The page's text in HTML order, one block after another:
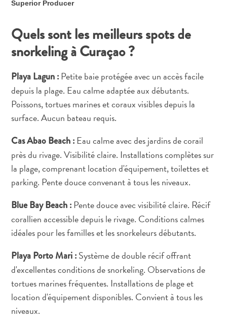
sommeille
vous
découvrez
amour
pour
l’art
à
a
t
il
du
sargasse
Superior Producer
Quels sont les meilleurs spots de
snorkeling à Curaçao ?
Playa Lagun :Petite baie protégée avec un accès facile
depuis la plage. Eau calme adaptée aux débutants.
Poissons, tortues marines et coraux visibles depuis la
surface. Aucun bateau requis.
Cas Abao Beach :Eau calme avec des jardins de corail
près du rivage. Visibilité claire. Installations complètes sur
la plage, comprenant location d'équipement, toilettes et
parking. Pente douce convenant à tous les niveaux.
Blue Bay Beach :Pente douce avec visibilité claire. Récif
corallien accessible depuis le rivage. Conditions calmes
idéales pour les familles et les snorkeleurs débutants.
Playa Porto Mari :Système de double récif offrant
d'excellentes conditions de snorkeling. Observations de
tortues marines fréquentes. Installations de plage et
location d'équipement disponibles. Convient à tous les
niveaux.